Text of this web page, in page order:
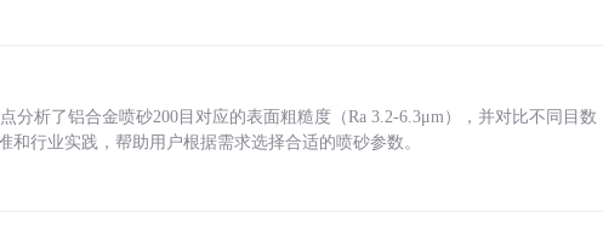
分析了铝合金喷砂200目对应的表面粗糙度（Ra 3.2-6.3μm），并对比不同目数
和行业实践，帮助用户根据需求选择合适的喷砂参数。